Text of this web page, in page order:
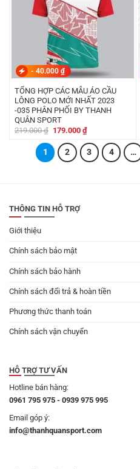
- 40.000 ₫
TỔNG HỢP CÁC MẪU ÁO CẦU
LÔNG POLO MỚI NHẤT 2023
-035 PHÂN PHỐI BY THANH
QUÂN SPORT
219.000₫ Giá
là:
219.000 ₫.
179.000 ₫Giá
hiện
tại
là:
179.000 ₫.
1 2 3 4 …
THÔNG TIN HỖ TRỢ
Giới thiệu
Chính sách bảo mật
Chính sách bảo hành
Chính sách đổi trả & hoàn tiền
Phương thức thanh toán
Chính sách vận chuyển
HỖ TRỢ TƯ VẤN
Hotline bán hàng:
0961 795 975 - 0939 975 995
Email góp ý:
info@thanhquansport.com